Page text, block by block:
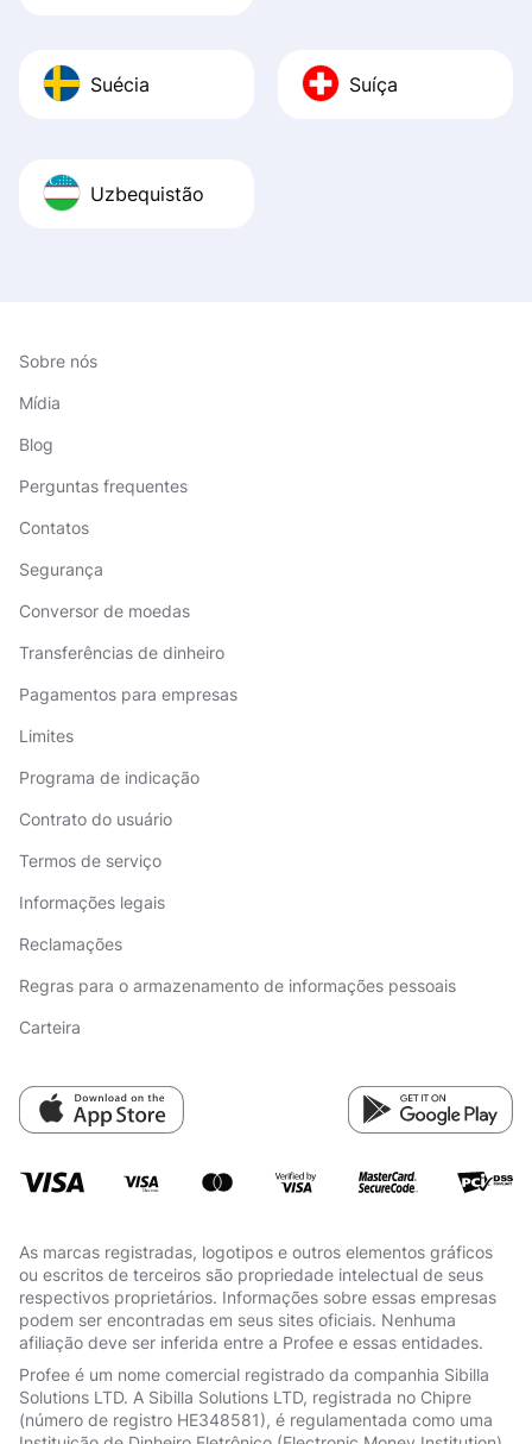
Suécia Suíça
Uzbequistão
Sobre nós
Mídia
Blog
Perguntas frequentes
Contatos
Segurança
Conversor de moedas
Transferências de dinheiro
Pagamentos para empresas
Limites
Programa de indicação
Contrato do usuário
Termos de serviço
Informações legais
Reclamações
Regras para o armazenamento de informações pessoais
Carteira
As marcas registradas, logotipos e outros elementos gráficos
ou escritos de terceiros são propriedade intelectual de seus
respectivos proprietários. Informações sobre essas empresas
podem ser encontradas em seus sites oficiais. Nenhuma
afiliação deve ser inferida entre a Profee e essas entidades.
Profee é um nome comercial registrado da companhia Sibilla
Solutions LTD. A Sibilla Solutions LTD, registrada no Chipre
(número de registro HE348581), é regulamentada como uma